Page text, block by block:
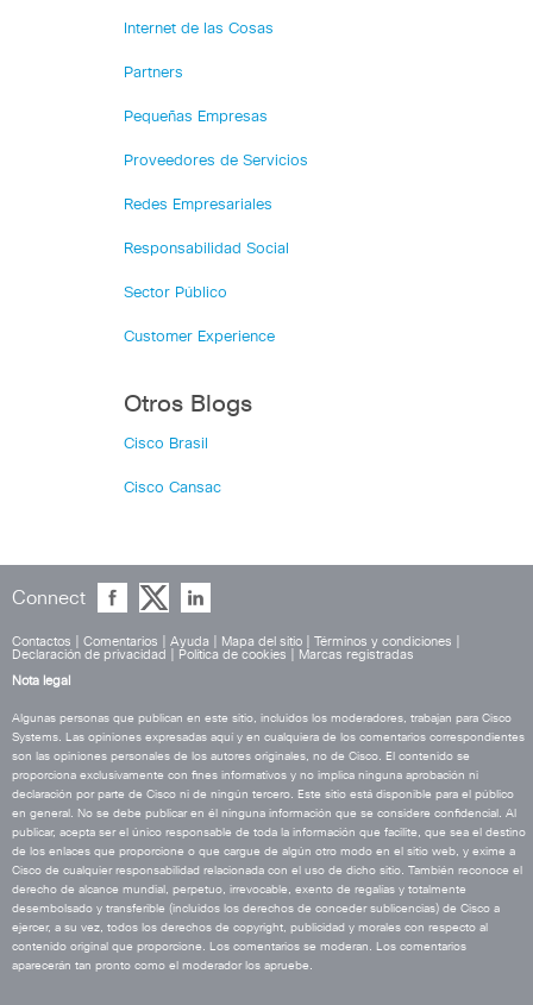
Internet de las Cosas
Partners
Pequeñas Empresas
Proveedores de Servicios
Redes Empresariales
Responsabilidad Social
Sector Público
Customer Experience
Otros Blogs
Cisco Brasil
Cisco Cansac
Connect
Contactos Comentarios Ayuda Mapa del sitio Términos y condiciones
Declaración de privacidad
Política de cookies
Marcas registradas
Nota legal
Algunas personas que publican en este sitio, incluidos los moderadores, trabajan para Cisco
Systems. Las opiniones expresadas aquí y en cualquiera de los comentarios correspondientes
son las opiniones personales de los autores originales, no de Cisco. El contenido se
proporciona exclusivamente con fines informativos y no implica ninguna aprobación ni
declaración por parte de Cisco ni de ningún tercero. Este sitio está disponible para el público
en general. No se debe publicar en él ninguna información que se considere confidencial. Al
publicar, acepta ser el único responsable de toda la información que facilite, que sea el destino
de los enlaces que proporcione o que cargue de algún otro modo en el sitio web, y exime a
Cisco de cualquier responsabilidad relacionada con el uso de dicho sitio. También reconoce el
derecho de alcance mundial, perpetuo, irrevocable, exento de regalías y totalmente
desembolsado y transferible (incluidos los derechos de conceder sublicencias) de Cisco a
ejercer, a su vez, todos los derechos de copyright, publicidad y morales con respecto al
contenido original que proporcione. Los comentarios se moderan. Los comentarios
aparecerán tan pronto como el moderador los apruebe.